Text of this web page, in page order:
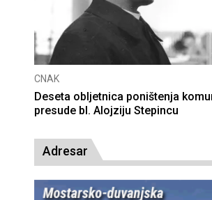
CNAK
Deseta obljetnica poništenja
presude bl. Alojziju Stepincu
Adresar